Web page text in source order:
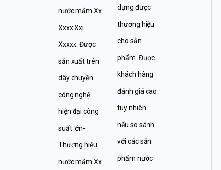
nước mắm Xx
Xxxx Xxi
Xxxxx. Được
sản xuất trên
dây chuyền
công nghệ
hiện đại công
suất lớn-
Thương hiệu
nước mắm Xx
dựng được
thương hiệu
cho sản
phẩm. Được
khách hàng
đánh giá cao
tuy nhiên
nếu so sánh
với các sản
phẩm nước